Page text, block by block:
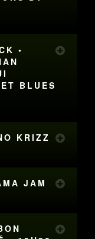
•
BLUES
KRIZZ
JAM